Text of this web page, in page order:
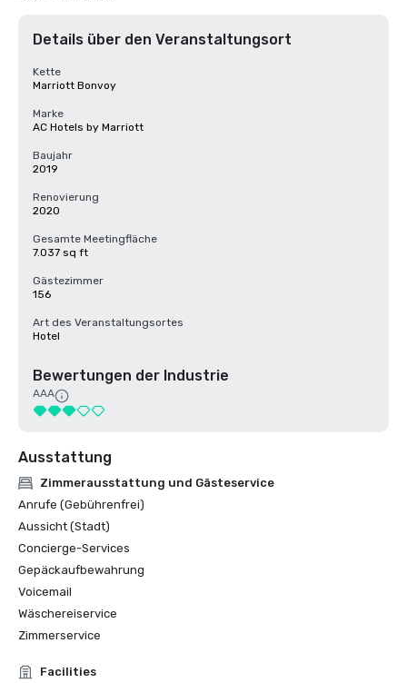
Details über den Veranstaltungsort
Kette
Marriott Bonvoy
Marke
AC Hotels by Marriott
Baujahr
2019
Renovierung
2020
Gesamte Meetingfläche
7.037 sq ft
Gästezimmer
156
Art des Veranstaltungsortes
Hotel
Bewertungen der Industrie
AAA
Ausstattung
Zimmerausstattung und Gästeservice
Anrufe (Gebührenfrei)
Aussicht (Stadt)
Concierge-Services
Gepäckaufbewahrung
Voicemail
Wäschereiservice
Zimmerservice
Facilities